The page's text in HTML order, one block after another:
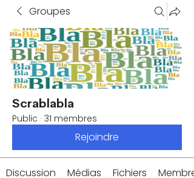
Groupes
Scrablabla
Public · 31 membres
Rejoindre
Discussion Médias Fichiers